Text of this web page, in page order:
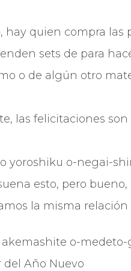
hay quien compra las
sets de para
o de algún otro
las felicitaciones son
yoroshiku o-negai-
esto, pero
la misma
o-medeto-
del Año Nuevo